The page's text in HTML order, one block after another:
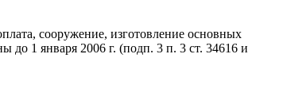
сооружение, изготовление основных
до 1 января 2006 г. (подп. 3 п. 3 ст. 34616 и